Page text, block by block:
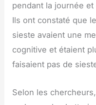
pendant la journée
Ils ont constaté que
sieste avaient une
cognitive et étaient
faisaient pas de
Selon les